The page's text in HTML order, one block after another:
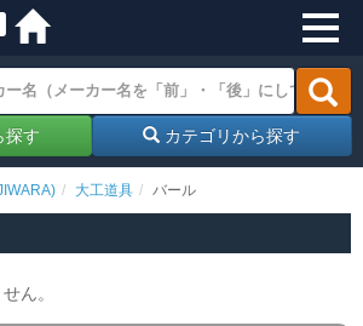
探す カテゴリから探す
大工道具 バール
ん。